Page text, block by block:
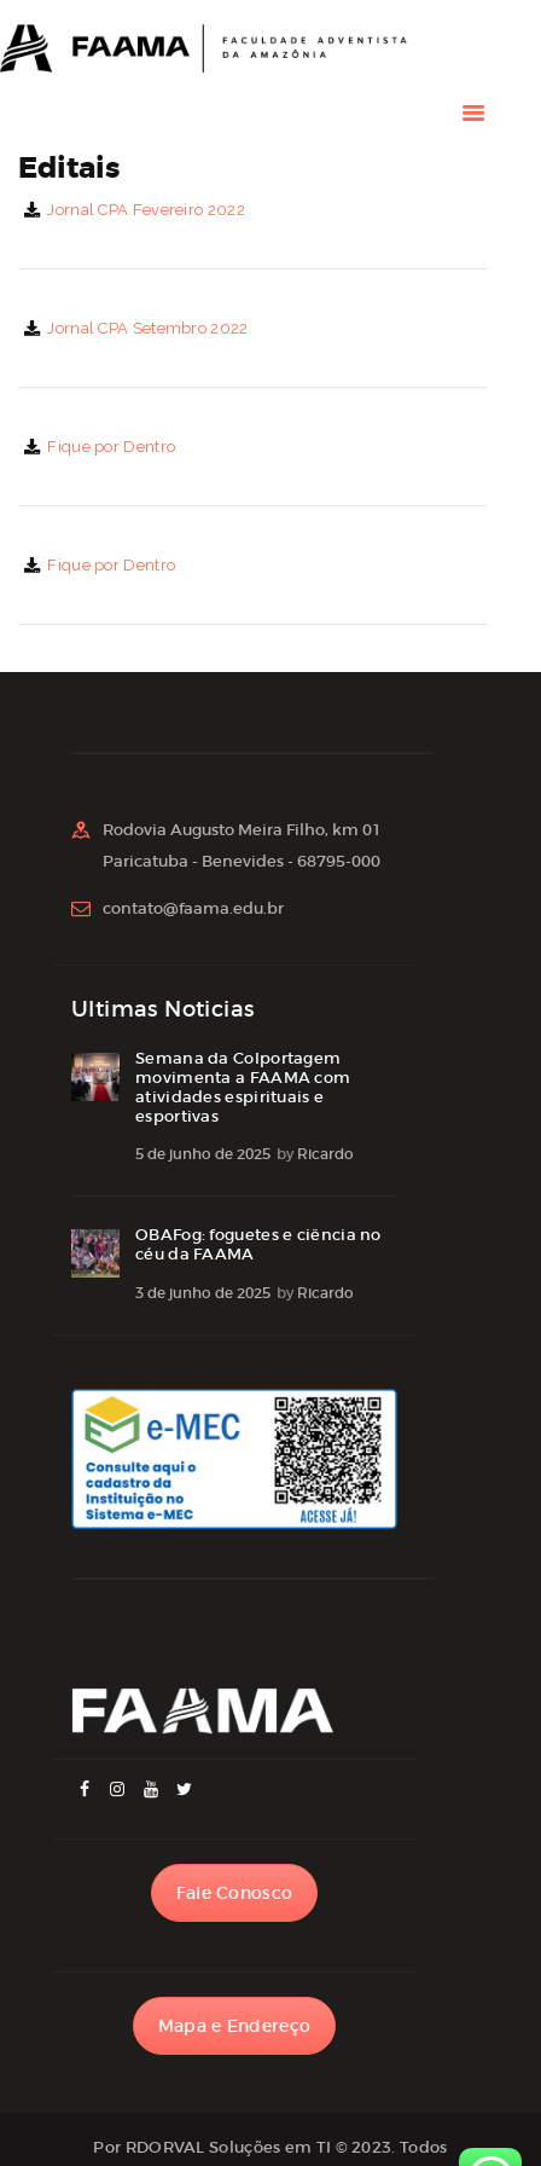
COLÉGIO
PÓS GRADUAÇÃO
EXTENSÃO
INSTITUCIONAL
Editais
Jornal CPA Fevereiro 2022
Jornal CPA Setembro 2022
Fique por Dentro
Fique por Dentro
Rodovia Augusto Meira Filho, km 01
Paricatuba - Benevides - 68795-000
contato@faama.edu.br
Ultimas Noticias
Semana da Colportagem
movimenta a FAAMA com
atividades espirituais e
esportivas
5 de junho de 2025 by Ricardo
OBAFog: foguetes e ciência no
céu da FAAMA
3 de junho de 2025 by Ricardo
Fale Conosco
Mapa e Endereço
Por RDORVAL Soluções em TI © 2023. Todos